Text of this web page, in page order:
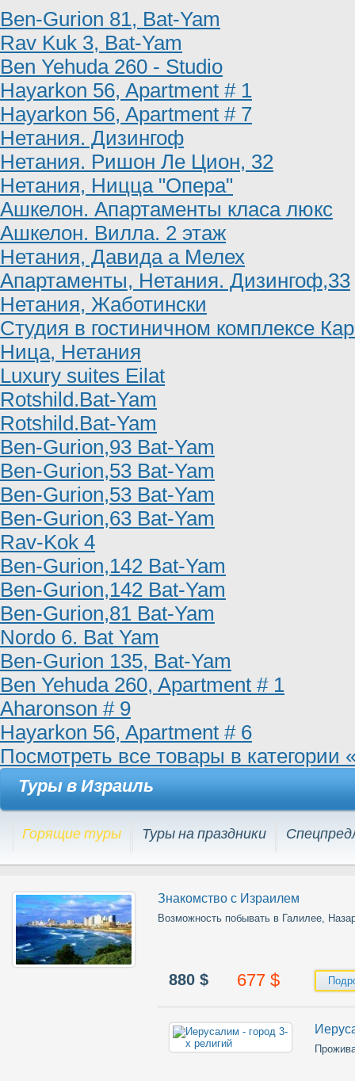
Ben-Gurion 81, Bat-Yam
Rav Kuk 3, Bat-Yam
Ben Yehuda 260 - Studio
Hayarkon 56, Apartment # 1
Hayarkon 56, Apartment # 7
Нетания. Дизингоф
Нетания. Ришон Ле Цион, 32
Нетания, Ницца "Опера"
Ашкелон. Апартаменты класа люкс
Ашкелон. Вилла. 2 этаж
Нетания, Давида а Мелех
Апартаменты, Нетания. Дизингоф,33
Нетания, Жаботински
Студия в гостиничном комплексе
Ница, Нетания
Luxury suites Eilat
Rotshild.Bat-Yam
Rotshild.Bat-Yam
Ben-Gurion,93 Bat-Yam
Ben-Gurion,53 Bat-Yam
Ben-Gurion,53 Bat-Yam
Ben-Gurion,63 Bat-Yam
Rav-Kok 4
Ben-Gurion,142 Bat-Yam
Ben-Gurion,142 Bat-Yam
Ben-Gurion,81 Bat-Yam
Nordo 6. Bat Yam
Ben-Gurion 135, Bat-Yam
Ben Yehuda 260, Apartment # 1
Aharonson # 9
Hayarkon 56, Apartment # 6
Посмотреть все товары в категории
Туры в Израиль
Горящие туры Туры на праздники
Знакомство с Израилем
Возможность побывать в Галилее,
677 $
880 $